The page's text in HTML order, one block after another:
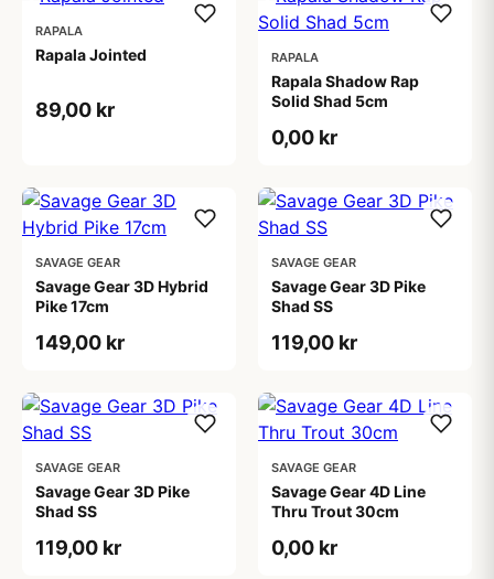
RAPALA
Rapala Jointed
89,00 kr
RAPALA
Rapala Shadow Rap
Solid Shad 5cm
0,00 kr
SAVAGE GEAR
Savage Gear 3D Hybrid
Pike 17cm
149,00 kr
SAVAGE GEAR
Savage Gear 3D Pike
Shad SS
119,00 kr
SAVAGE GEAR
Savage Gear 3D Pike
Shad SS
119,00 kr
SAVAGE GEAR
Savage Gear 4D Line
Thru Trout 30cm
0,00 kr